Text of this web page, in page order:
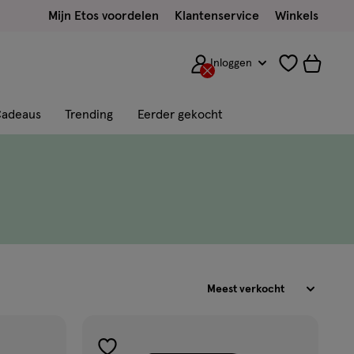
Mijn Etos voordelen Klantenservice Winkels
Inloggen
Trending Eerder gekocht